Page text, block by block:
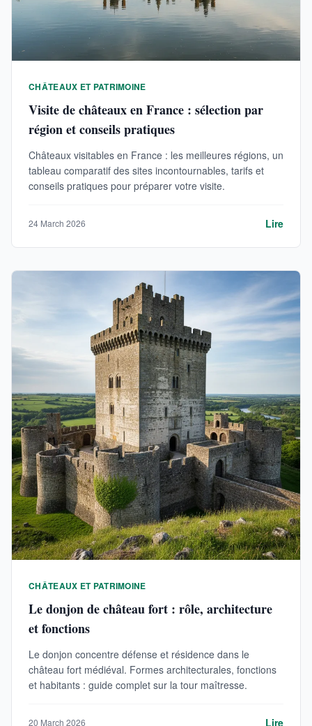
CHÂTEAUX ET PATRIMOINE
Visite de châteaux en France : sélection par
région et conseils pratiques
Châteaux visitables en France : les meilleures régions, un
tableau comparatif des sites incontournables, tarifs et
conseils pratiques pour préparer votre visite.
24 March 2026 Lire
CHÂTEAUX ET PATRIMOINE
Le donjon de château fort : rôle, architecture
et fonctions
Le donjon concentre défense et résidence dans le
château fort médiéval. Formes architecturales, fonctions
et habitants : guide complet sur la tour maîtresse.
20 March 2026 Lire